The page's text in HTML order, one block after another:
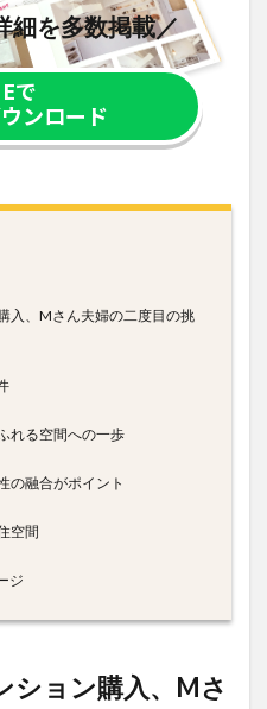
細を多数掲載／
で
ンロード
入、Mさん夫婦の二度目の挑
れる空間への一歩
の融合がポイント
空間
ジ
ション購入、Mさ